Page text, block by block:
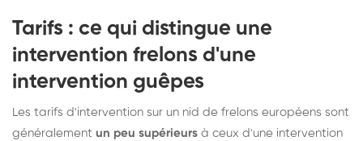
Tarifs : ce qui distingue une
intervention frelons d'une
intervention guêpes
Les tarifs d'intervention sur un nid de frelons européens sont
généralement un peu supérieurs à ceux d'une intervention